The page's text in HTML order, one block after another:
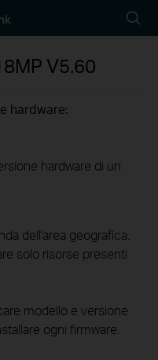
icon
V5.60
hardware:
hardware di un
dell'area geografica.
solo risorse presenti
modello e versione
ogni firmware.